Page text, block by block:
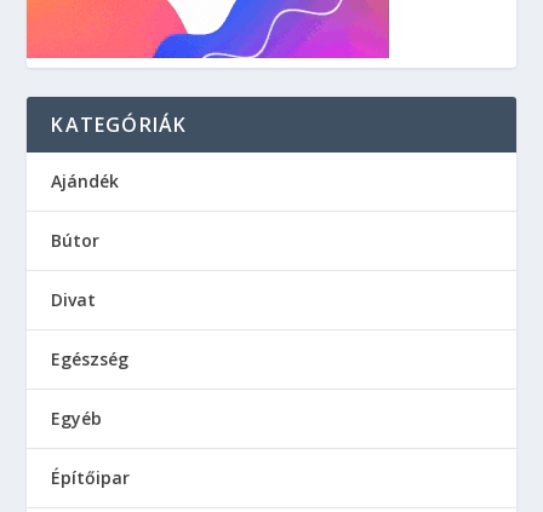
KATEGÓRIÁK
Ajándék
Bútor
Divat
Egészség
Egyéb
Építőipar